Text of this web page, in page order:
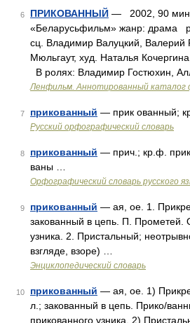
6 ПРИКОВАННЫЙ — 2002, 90
«Беларусьфильм» жанр: драма
сц. Владимир Валуцкий,
Мюльгаут, худ. Наталья
В ролях: Владимир Гостюхин,
Ленфильм. Аннотированный каталог
7 прикованный — прик ованный;
Русский орфографический словарь
8 прикованный — прич.; кр.ф.
ваны …
Орфографический словарь русского
9 прикованный — ая, ое. 1.
закованный в цепь. П. Прометей.
узника. 2. Пристальный;
взгляде, взоре) …
Энциклопедический словарь
10 прикованный — ая, ое. 1)
л.; закованный в цепь. Прико/
прикованного узника. 2)